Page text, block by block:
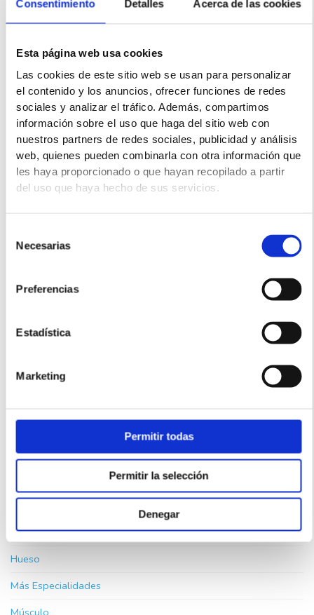
Consentimiento Detalles Acerca de las cookies
Esta página web usa cookies
Las cookies de este sitio web se usan para personalizar
el contenido y los anuncios, ofrecer funciones de redes
sociales y analizar el tráfico. Además, compartimos
información sobre el uso que haga del sitio web con
nuestros partners de redes sociales, publicidad y análisis
web, quienes pueden combinarla con otra información que
les haya proporcionado o que hayan recopilado a partir
del uso que haya hecho de sus servicios.
deNecesarias
Preferencias
Estadística
Marketing
Permitir todas
Permitir la selección
Denegar
TAMBIÉN TE PUEDE INTERESAR...
Desgarro de Ligamento y Edema Óseo en el
Tobillo: Caso de Éxito con Fisioterapia Láser.
Meniscopatía Degenerativa de Rodilla: ¿Es la
cirugía la única opción? Beneficios de la
Tratamiento de Osteopenia y Degeneración de
Columna con Fisioterapia Láser: Caso Clínico
Trocanteritis o Síndrome de Dolor Trocantérico
CATEGORÍAS
FisioLáser
Hueso
Más Especialidades